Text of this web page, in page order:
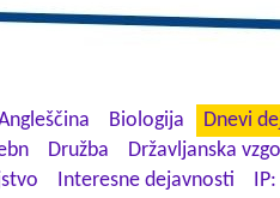
Biologija
Dnevi
Družba Državljanska
Interesne dejavnosti